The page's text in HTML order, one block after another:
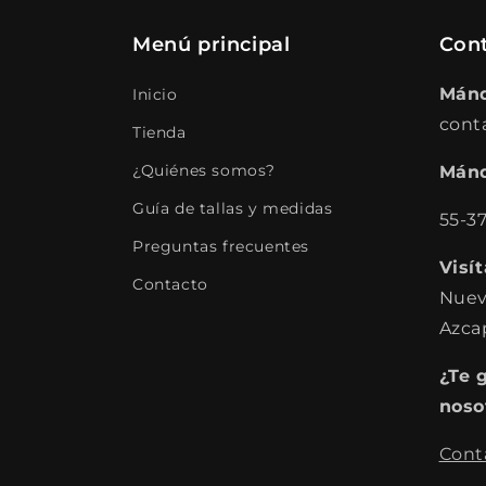
Menú principal
Inicio
Tienda
¿Quiénes somos?
Guía de tallas y medidas
Preguntas frecuentes
Contacto
55-
¿Te